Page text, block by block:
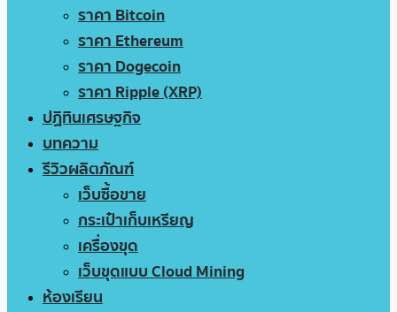
ราคา Bitcoin
ราคา Ethereum
ราคา Dogecoin
ราคา Ripple (XRP)
ปฏิทินเศรษฐกิจ
บทความ
รีวิวผลิตภัณฑ์
เว็บซื้อขาย
กระเป๋าเก็บเหรียญ
เครื่องขุด
เว็บขุดแบบ Cloud Mining
ห้องเรียน